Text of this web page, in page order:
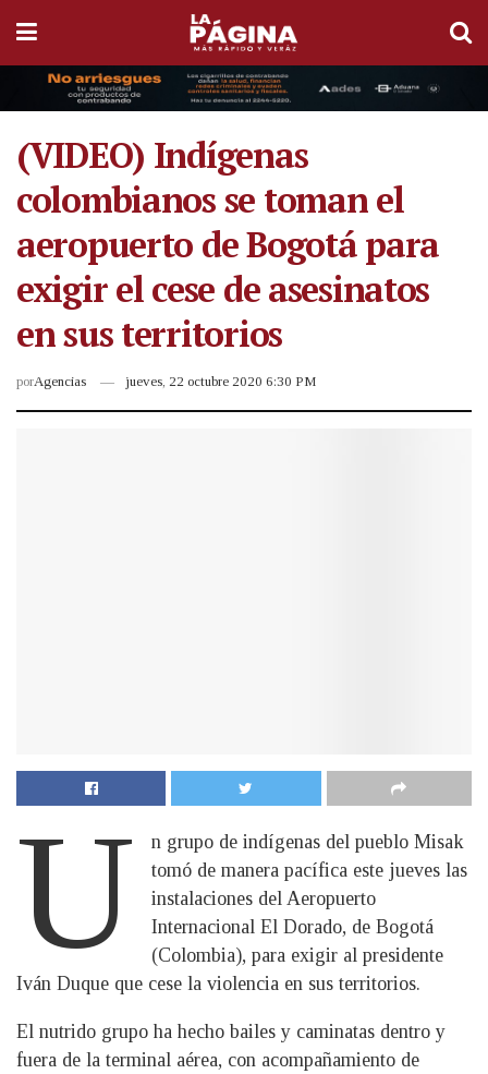
(VIDEO) Indígenas
colombianos se toman el
aeropuerto de Bogotá para
exigir el cese de asesinatos
en sus territorios
porAgencias jueves, 22 octubre 2020 6:30 PM
U
n grupo de indígenas del pueblo Misak
tomó de manera pacífica este jueves las
instalaciones del Aeropuerto
Internacional El Dorado, de Bogotá
(Colombia), para exigir al presidente
Iván Duque que cese la violencia en sus territorios.
El nutrido grupo ha hecho bailes y caminatas dentro y
fuera de la terminal aérea, con acompañamiento de